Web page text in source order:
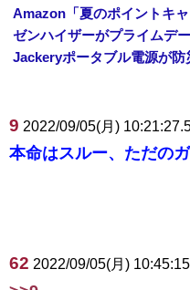
9 2022/09/05(月)
本命はスルー、ただの
62 2022/09/05(月)